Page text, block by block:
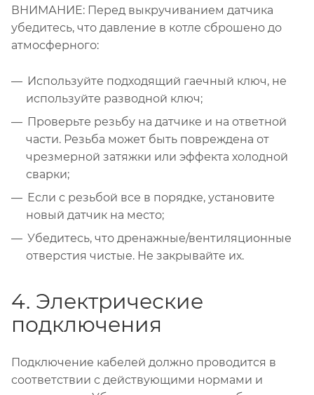
ВНИМАНИЕ: Перед выкручиванием датчика
убедитесь, что давление в котле сброшено до
атмосферного:
Используйте подходящий гаечный ключ, не
используйте разводной ключ;
Проверьте резьбу на датчике и на ответной
части. Резьба может быть повреждена от
чрезмерной затяжки или эффекта холодной
сварки;
Если с резьбой все в порядке, установите
новый датчик на место;
Убедитесь, что дренажные/вентиляционные
отверстия чистые. Не закрывайте их.
4. Электрические
подключения
Подключение кабелей должно проводится в
соответствии с действующими нормами и